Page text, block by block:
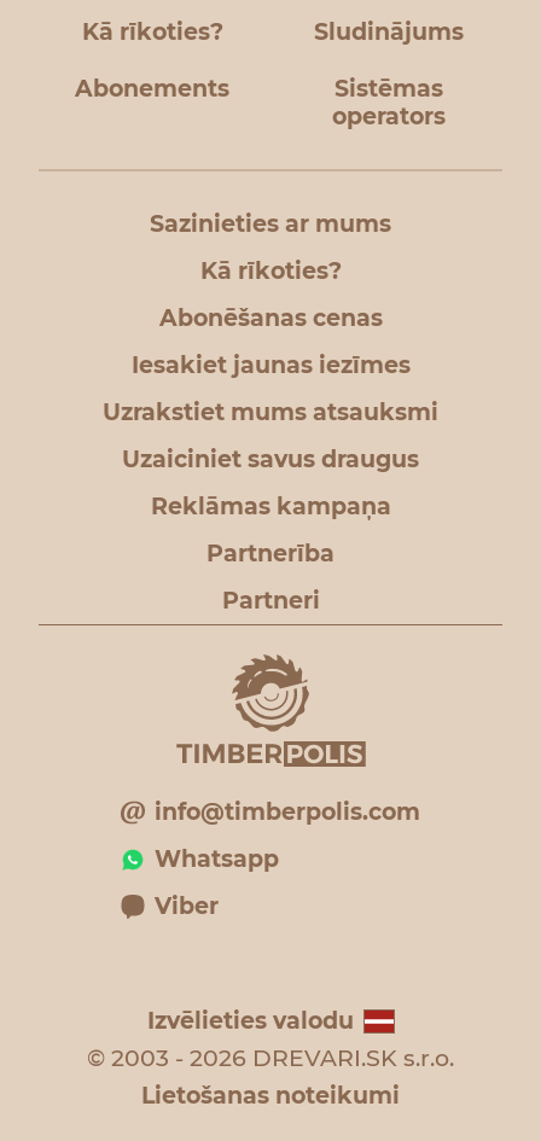
Kā rīkoties? Sludinājums
Abonements
Sistēmas
operators
Sazinieties ar mums
Kā rīkoties?
Abonēšanas cenas
Iesakiet jaunas iezīmes
Uzrakstiet mums atsauksmi
Uzaiciniet savus draugus
Reklāmas kampaņa
Partnerība
Partneri
info@timberpolis.com
Whatsapp
Viber
Izvēlieties valodu
© 2003 - 2026 DREVARI.SK s.r.o.
Lietošanas noteikumi